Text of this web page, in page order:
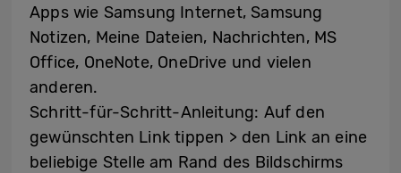
Apps wie Samsung Internet, Samsung
Notizen, Meine Dateien, Nachrichten, MS
Office, OneNote, OneDrive und vielen
anderen.
Schritt-für-Schritt-Anleitung: Auf den
gewünschten Link tippen > den Link an eine
beliebige Stelle am Rand des Bildschirms